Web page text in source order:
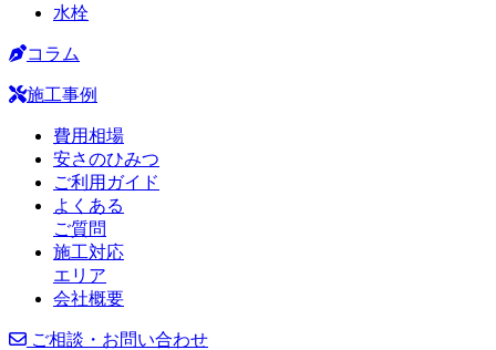
水栓
コラム
施工事例
費用相場
安さのひみつ
ご利用ガイド
よくある
ご質問
施工対応
エリア
会社概要
ご相談・お問い合わせ